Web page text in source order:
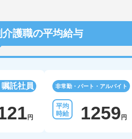
護職の平均給与
託社員
円
非常勤・パート・アルバイト
1259 円